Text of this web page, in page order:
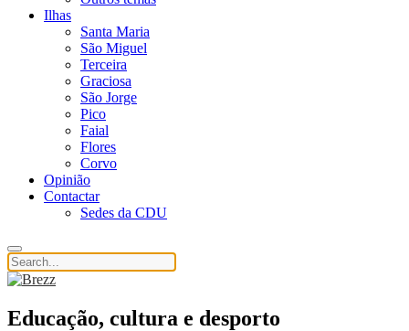
Ilhas
Santa Maria
São Miguel
Terceira
Graciosa
São Jorge
Pico
Faial
Flores
Corvo
Opinião
Contactar
Sedes da CDU
Educação, cultura e desporto